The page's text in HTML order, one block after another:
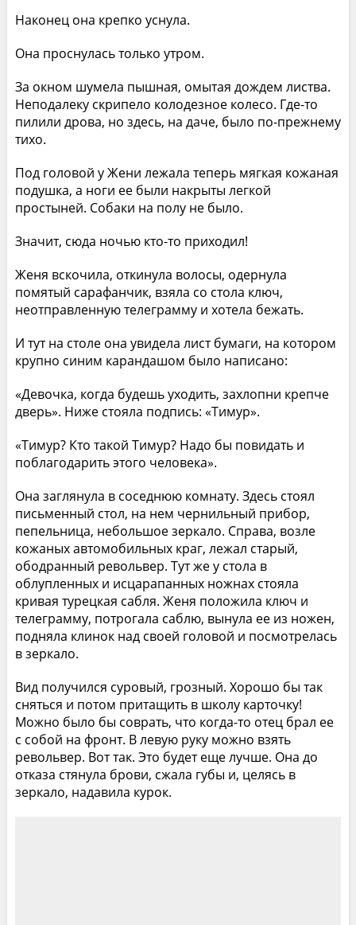
Наконец она крепко уснула.
Она проснулась только утром.
За окном шумела пышная, омытая дождем листва.
Неподалеку скрипело колодезное колесо. Где-то
пилили дрова, но здесь, на даче, было по-прежнему
тихо.
Под головой у Жени лежала теперь мягкая кожаная
подушка, а ноги ее были накрыты легкой
простыней. Собаки на полу не было.
Значит, сюда ночью кто-то приходил!
Женя вскочила, откинула волосы, одернула
помятый сарафанчик, взяла со стола ключ,
неотправленную телеграмму и хотела бежать.
И тут на столе она увидела лист бумаги, на котором
крупно синим карандашом было написано:
«Девочка, когда будешь уходить, захлопни крепче
дверь». Ниже стояла подпись: «Тимур».
«Тимур? Кто такой Тимур? Надо бы повидать и
поблагодарить этого человека».
Она заглянула в соседнюю комнату. Здесь стоял
письменный стол, на нем чернильный прибор,
пепельница, небольшое зеркало. Справа, возле
кожаных автомобильных краг, лежал старый,
ободранный револьвер. Тут же у стола в
облупленных и исцарапанных ножнах стояла
кривая турецкая сабля. Женя положила ключ и
телеграмму, потрогала саблю, вынула ее из ножен,
подняла клинок над своей головой и посмотрелась
в зеркало.
Вид получился суровый, грозный. Хорошо бы так
сняться и потом притащить в школу карточку!
Можно было бы соврать, что когда-то отец брал ее
с собой на фронт. В левую руку можно взять
револьвер. Вот так. Это будет еще лучше. Она до
отказа стянула брови, сжала губы и, целясь в
зеркало, надавила курок.